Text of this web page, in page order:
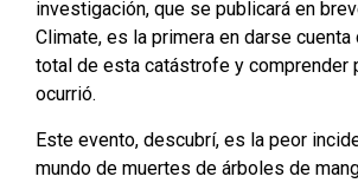
investigación, que se publicará en
Climate, es la primera en darse cuenta
total de esta catástrofe y comprender
ocurrió.
Este evento, descubrí, es la peor
mundo de muertes de árboles de